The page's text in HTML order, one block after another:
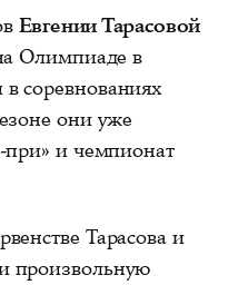
Евгении Тарасовой
Олимпиаде в
соревнованиях
они уже
при» и чемпионат
Тарасова и
произвольную